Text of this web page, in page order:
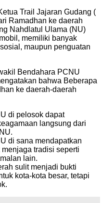
Trail Jajaran Gudang (
Ramadhan ke daerah
Nahdlatul Ulama (NU)
memiliki banyak
maupun penguatan
Bendahara PCNU
bahwa Beberapa
ke daerah-daerah
di pelosok dapat
langsung dari
di sana mendapatkan
tradisi seperti
lain.
sulit menjadi bukti
kota-kota besar, tetapi